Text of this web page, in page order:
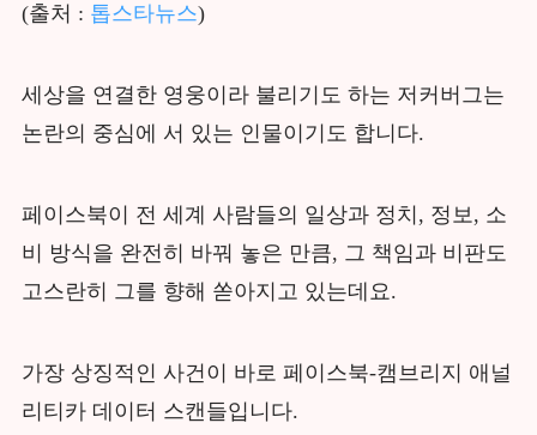
(출처 : 톱스타뉴스)
세상을 연결한 영웅이라 불리기도 하는 저커버그는
논란의 중심에 서 있는 인물이기도 합니다.
페이스북이 전 세계 사람들의 일상과 정치, 정보, 소
비 방식을 완전히 바꿔 놓은 만큼, 그 책임과 비판도
고스란히 그를 향해 쏟아지고 있는데요.
가장 상징적인 사건이 바로 페이스북-캠브리지 애널
리티카 데이터 스캔들입니다.